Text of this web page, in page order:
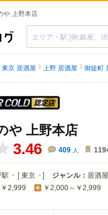
や 上野本店
食べログ
東京 居酒屋 上野 居酒屋 御徒町
や 上野本店
3.46 409 人
[東京 ] ジャンル： 居酒屋
2,999 ￥2,000～￥2,999